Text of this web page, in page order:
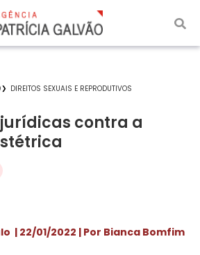
DIREITOS SEXUAIS E REPRODUTIVOS
contra a
| 22/01/2022 | Por Bianca Bomfim